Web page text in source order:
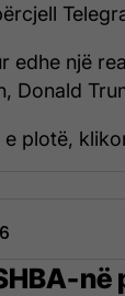
edhe një
Donald
e plotë,
në